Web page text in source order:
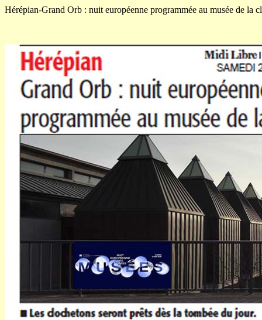
Hérépian-Grand Orb : nuit européenne programmée au musée de la